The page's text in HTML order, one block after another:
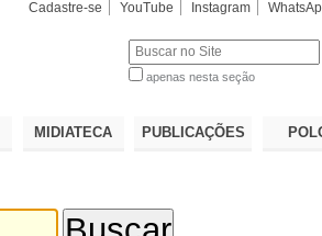
Cadastre-se YouTube Instagram
apenas nesta seção
MIDIATECA PUBLICAÇÕES